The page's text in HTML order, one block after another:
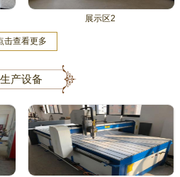
展示区2
击查看更多
生产设备